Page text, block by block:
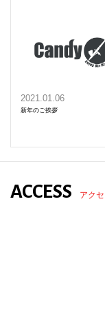
2021.01.06
新年のご挨拶
ACCESS アクセ